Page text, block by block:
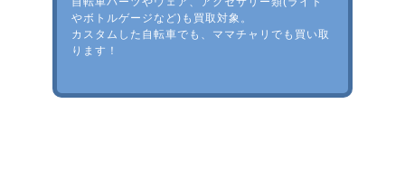
やボトルゲージなど)も買取対象。
カスタムした自転車でも、ママチャリでも買い取
ります！